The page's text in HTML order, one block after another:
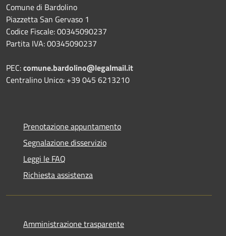
Comune di Bardolino
Piazzetta San Gervaso 1
Codice Fiscale: 00345090237
Partita IVA: 00345090237
PEC:comune.bardolino@legalmail.it
Centralino Unico: +39 045 6213210
Prenotazione appuntamento
Segnalazione disservizio
Leggi le FAQ
Richiesta assistenza
Amministrazione trasparente